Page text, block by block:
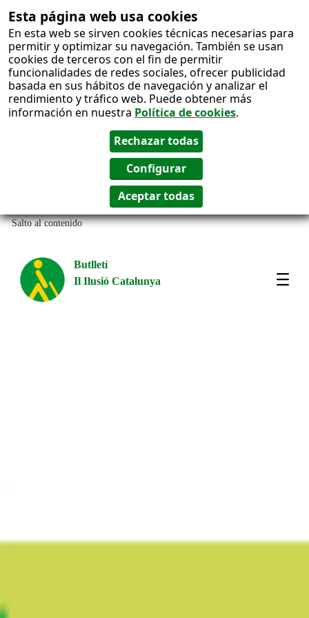
Esta página web usa cookies
En esta web se sirven cookies técnicas necesarias para
permitir y optimizar su navegación. También se usan
cookies de terceros con el fin de permitir
funcionalidades de redes sociales, ofrecer publicidad
basada en sus hábitos de navegación y analizar el
rendimiento y tráfico web. Puede obtener más
información en nuestra Política de cookies.
Salto al contenido
Butlletí
Il Ilusió Catalunya